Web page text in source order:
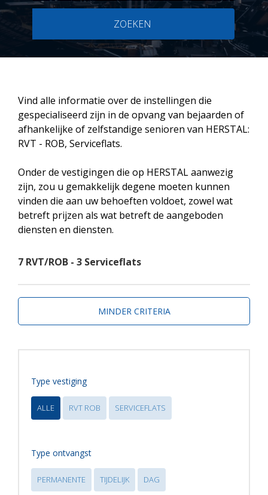
ZOEKEN
Vind alle informatie over de instellingen die
gespecialiseerd zijn in de opvang van bejaarden of
afhankelijke of zelfstandige senioren van HERSTAL:
RVT - ROB, Serviceflats.
Onder de vestigingen die op HERSTAL aanwezig
zijn, zou u gemakkelijk degene moeten kunnen
vinden die aan uw behoeften voldoet, zowel wat
betreft prijzen als wat betreft de aangeboden
diensten en diensten.
7 RVT/ROB - 3 Serviceflats
MINDER CRITERIA
Type vestiging
ALLE RVT ROB SERVICEFLATS
Type ontvangst
PERMANENTE TIJDELIJK DAG